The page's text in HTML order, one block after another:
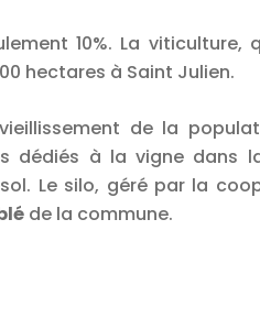
10%. La
hectares à Saint Julien.
de la
à la vigne dans
Le silo, géré par la
de la commune.